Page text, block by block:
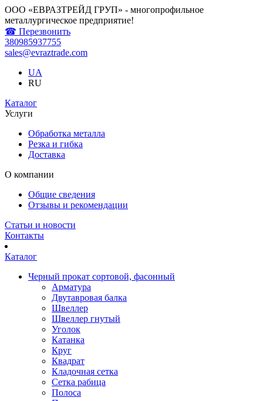
ООО «ЕВРАЗТРЕЙД ГРУП» - многопрофильное
металлургическое предприятие!
☎ Перезвонить
380985937755
sales@evraztrade.com
UA
RU
Каталог
Услуги
Обработка металла
Резка и гибка
Доставка
О компании
Общие сведения
Отзывы и рекомендации
Статьи и новости
Контакты
Каталог
Черный прокат сортовой, фасонный
Арматура
Двутавровая балка
Швеллер
Швеллер гнутый
Уголок
Катанка
Круг
Квадрат
Кладочная сетка
Сетка рабица
Полоса